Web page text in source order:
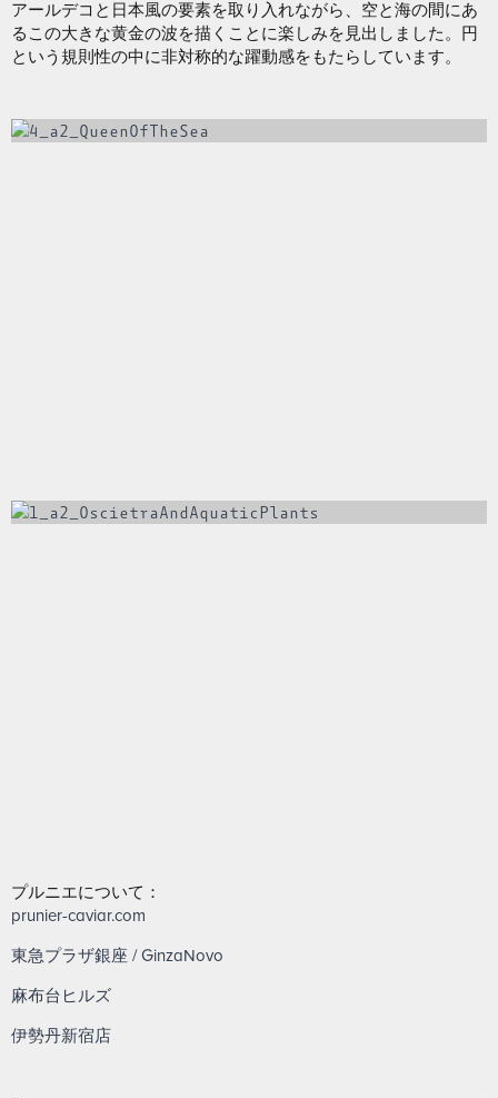
アールデコと日本風の要素を取り入れながら、空と海の間にあ
るこの大きな黄金の波を描くことに楽しみを見出しました。円
という規則性の中に非対称的な躍動感をもたらしています。
プルニエについて：
prunier-caviar.com
東急プラザ銀座 / GinzaNovo
麻布台ヒルズ
伊勢丹新宿店